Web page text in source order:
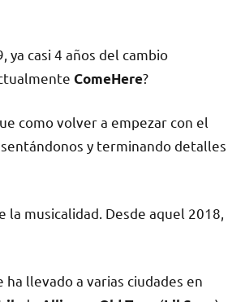
ya casi 4 años del cambio
ComeHere?
como volver a empezar con el
y terminando detalles
musicalidad. Desde aquel 2018,
llevado a varias ciudades en